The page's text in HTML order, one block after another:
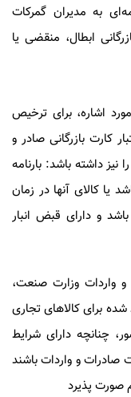
به مدیران گمرکات
ابطال، منقضی یا
اشاره، برای ترخیص
بازرگانی صادر و
داشته باشد: بارنامه
کالای آنها در زمان
و دارای قبض انبار
وزارت صنعت،
برای کالاهای تجاری
چنانچه دارای شرایط
صادرات و واردات باشند
پذیرد